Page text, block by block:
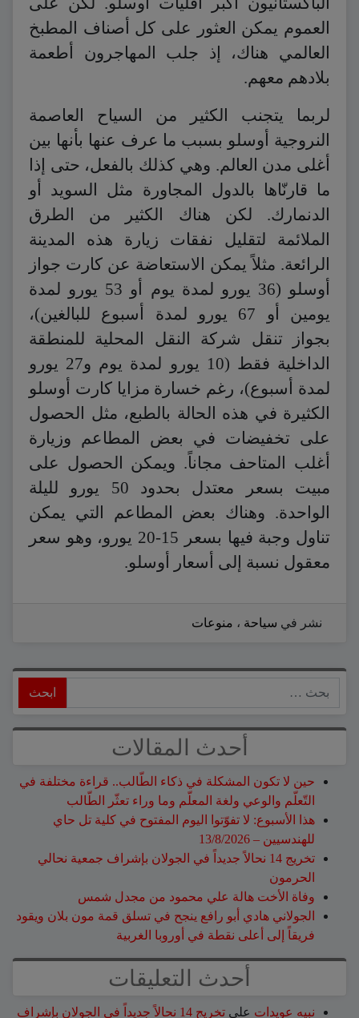
العموم يمكن العثور على كل أصناف المطبخ
العالمي هناك، إذ جلب المهاجرون أطعمة
بلادهم معهم.
لربما يتجنب الكثير من السياح العاصمة
النروجية أوسلو بسبب ما عرف عنها بأنها بين
أغلى مدن العالم. وهي كذلك بالفعل، حتى إذا
ما قارنّاها بالدول المجاورة مثل السويد أو
الدنمارك. لكن هناك الكثير من الطرق
الملائمة لتقليل نفقات زيارة هذه المدينة
الرائعة. مثلاً يمكن الاستعاضة عن كارت جواز
أوسلو (36 يورو لمدة يوم أو 53 يورو لمدة
يومين أو 67 يورو لمدة أسبوع للبالغين)،
بجواز تنقل شركة النقل المحلية للمنطقة
الداخلية فقط (10 يورو لمدة يوم و27 يورو
لمدة أسبوع)، رغم خسارة مزايا كارت أوسلو
الكثيرة في هذه الحالة بالطبع، مثل الحصول
على تخفيضات في بعض المطاعم وزيارة
أغلب المتاحف مجاناً. ويمكن الحصول على
مبيت بسعر معتدل بحدود 50 يورو لليلة
الواحدة. وهناك بعض المطاعم التي يمكن
تناول وجبة فيها بسعر 15-20 يورو، وهو سعر
معقول نسبة إلى أسعار أوسلو.
نشر في سياحة ، منوعات
أحدث المقالات
حين لا تكون المشكلة في ذكاء الطّالب.. قراءة مختلفة في
التّعلّم والوعي ولغة المعلّم وما وراء تعثّر الطّالب
هذا الأسبوع: لا تفوّتوا اليوم المفتوح في كلية تل حاي
للهندسيين – 13/8/2026
تخريج 14 نحالاً جديداً في الجولان بإشراف جمعية نحالي
الحرمون
وفاة الأخت هالة علي محمود من مجدل شمس
الجولاني هادي أبو رافع ينجح في تسلق قمة مون بلان ويقود
فريقاً إلى أعلى نقطة في أوروبا الغربية
أحدث التعليقات
نبيه عويدات على
تخريج 14 نحالاً جديداً في الجولان بإشراف